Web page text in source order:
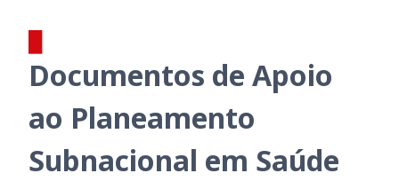
Documentos de Apoio
ao Planeamento
Subnacional em Saúde